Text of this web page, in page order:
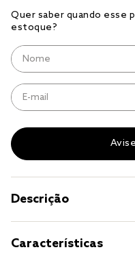
Descrição
Características